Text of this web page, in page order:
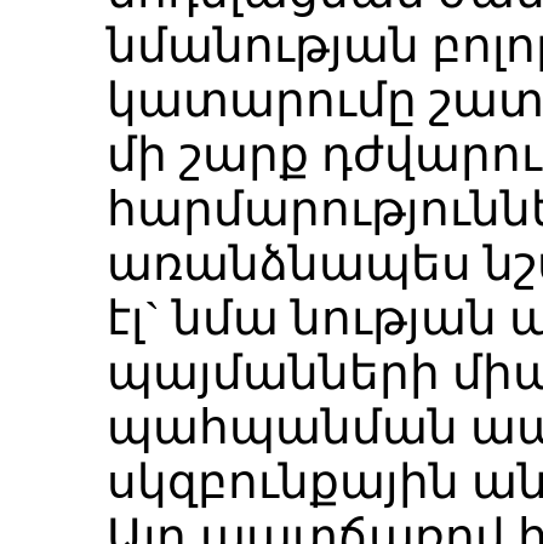
նմանության
կատարումը շատ
մի շարք
առանձնապես
էլ` նմա նության
պայմանների
պահպանման
սկզբունքային